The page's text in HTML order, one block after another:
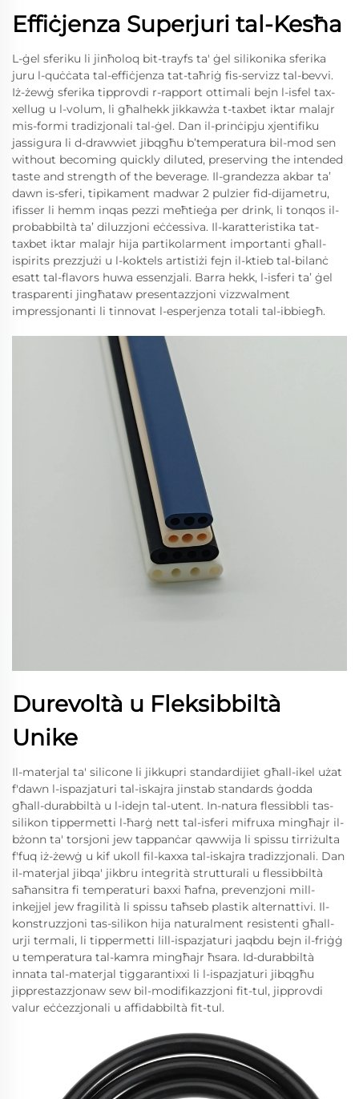
Effiċjenza Superjuri tal-Kesħa
L-ġel sferiku li jinħoloq bit-trayfs ta' ġel silikonika sferika
juru l-quċċata tal-effiċjenza tat-taħriġ fis-servizz tal-bevvi.
Iż-żewġ sferika tipprovdi r-rapport ottimali bejn l-isfel tax-
xellug u l-volum, li għalhekk jikkawża t-taxbet iktar malajr
mis-formi tradizjonali tal-ġel. Dan il-prinċipju xjentifiku
jassigura li d-drawwiet jibqgħu b’temperatura bil-mod sen
without becoming quickly diluted, preserving the intended
taste and strength of the beverage. Il-grandezza akbar ta’
dawn is-sferi, tipikament madwar 2 pulzier fid-dijametru,
ifisser li hemm inqas pezzi meħtieġa per drink, li tonqos il-
probabbiltà ta’ diluzzjoni eċċessiva. Il-karatteristika tat-
taxbet iktar malajr hija partikolarment importanti għall-
ispirits prezzjużi u l-koktels artistiżi fejn il-ktieb tal-bilanċ
esatt tal-flavors huwa essenzjali. Barra hekk, l-isferi ta’ ġel
trasparenti jingħataw presentazzjoni vizzwalment
impressjonanti li tinnovat l-esperjenza totali tal-ibbiegħ.
Durevoltà u Fleksibbiltà
Unike
Il-materjal ta' silicone li jikkupri standardijiet għall-ikel użat
f'dawn l-ispazjaturi tal-iskajra jinstab standards ġodda
għall-durabbiltà u l-idejn tal-utent. In-natura flessibbli tas-
silikon tippermetti l-ħarġ nett tal-isferi mifruxa mingħajr il-
bżonn ta' torsjoni jew tappanċar qawwija li spissu tirriżulta
f'fuq iż-żewġ u kif ukoll fil-kaxxa tal-iskajra tradizzjonali. Dan
il-materjal jibqa' jikbru integrità strutturali u flessibbiltà
saħansitra fi temperaturi baxxi ħafna, prevenzjoni mill-
inkejjel jew fragilità li spissu taħseb plastik alternattivi. Il-
konstruzzjoni tas-silikon hija naturalment resistenti għall-
urji termali, li tippermetti lill-ispazjaturi jaqbdu bejn il-friġġ
u temperatura tal-kamra mingħajr ħsara. Id-durabbiltà
innata tal-materjal tiggarantixxi li l-ispazjaturi jibqgħu
jipprestazzjonaw sew bil-modifikazzjoni fit-tul, jipprovdi
valur eċċezzjonali u affidabbiltà fit-tul.